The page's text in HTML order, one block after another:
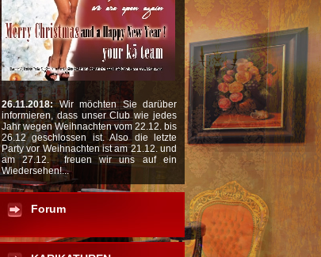
26.11.2018:Wir möchten Sie darüber
informieren, dass unser Club wie jedes
Jahr wegen Weihnachten vom 22.12. bis
26.12 geschlossen ist. Also die letzte
Party vor Weihnachten ist am 21.12. und
am 27.12. freuen wir uns auf ein
Wiedersehen!...
Forum